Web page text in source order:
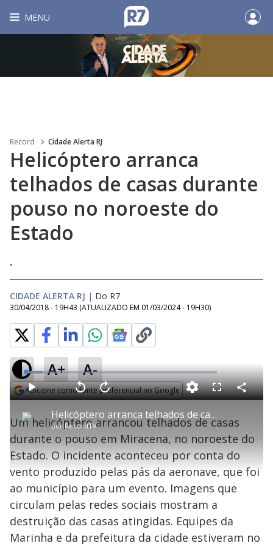
MENU
Record Cidade Alerta RJ
Helicóptero arranca
telhados de casas durante
pouso no noroeste do
Estado
.
CIDADE ALERTA RJ | Do R7
30/04/2018 - 19H43 (ATUALIZADO EM 01/03/2024 - 19H30)
A+ A-
Adicione como fonte preferencial no Google
P
l
a
y
Helicóptero arranca telhados de casas durante pouso no noroeste do Estado
por RecordTV
P V
t
a
r
0
e
g
n
d
s
A
n
ç
a
1
s
e
u
n
o
s
M
u
L
o
a
d
e
.
0
0
%
F
s
c
e
n
C
o
i
l
Um helicóptero arrancou telhados de casas
durante o pouso em Miracena, no noroeste do
Estado. O incidente aconteceu por conta do
vento produzido pelas pás da aeronave, que foi
ao município para um evento. Imagens que
circulam pelas redes sociais mostram a
destruição das casas atingidas. Equipes da
Marinha e da prefeitura da cidade estiveram no